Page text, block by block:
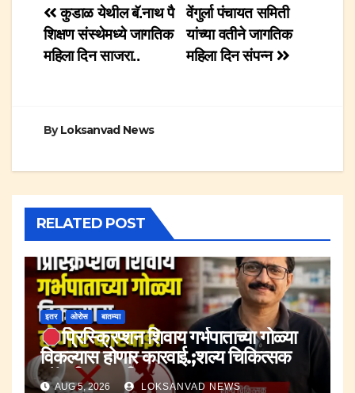
Post
navigation
वेंगुर्ला पंचायत समिती
यांच्या वतीने जागतिक
महिला दिन संपन्न
कुडाळ येथील बॅ.नाथ पै
शिक्षण संस्थेमध्ये जागतिक
महिला दिन साजरा..
ByLoksanvad News
RELATED POST
इतर ओरोस बातम्या
प्रिस्क्रिप्शन शिवाय गर्भपाताच्या गोळ्या
विकल्यास होणार कारवाई.;शल्य चिकित्सक
डॉ.श्रीपाद पाटील.
AUG 5, 2026 LOKSANVAD NEWS